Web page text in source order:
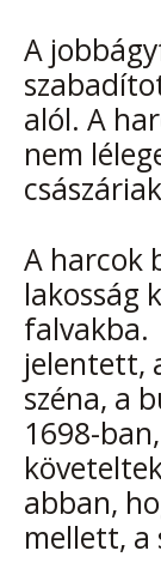
A
alól. A
nem
A harcok
lakosság
falvakba.
jelentett,
széna, a
1698-
abban,
mellett, a